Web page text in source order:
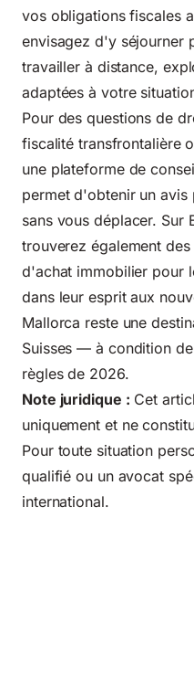
vos obligations fiscales
envisagez d'y séjourner
travailler à distance,
adaptées à votre
Pour des questions de
fiscalité transfrontalière
une plateforme de
permet d'obtenir un avis
sans vous déplacer. Sur
trouverez également
d'achat immobilier pour
dans leur esprit aux
Mallorca reste une
Suisses — à condition
règles de 2026.
Note juridique : Cet
uniquement et ne
Pour toute situation
qualifié ou un avocat
international.